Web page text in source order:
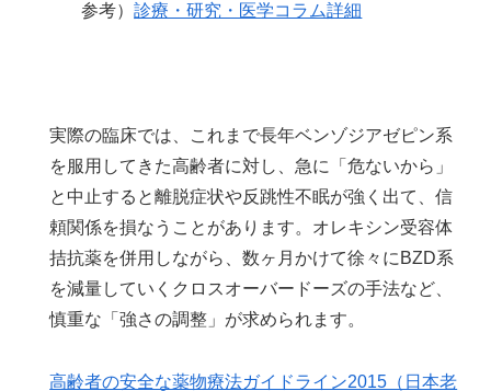
参考）診療・研究・医学コラム詳細
実際の臨床では、これまで長年ベンゾジアゼピン系
を服用してきた高齢者に対し、急に「危ないから」
と中止すると離脱症状や反跳性不眠が強く出て、信
頼関係を損なうことがあります。オレキシン受容体
拮抗薬を併用しながら、数ヶ月かけて徐々にBZD系
を減量していくクロスオーバードーズの手法など、
慎重な「強さの調整」が求められます。
高齢者の安全な薬物療法ガイドライン2015（日本老